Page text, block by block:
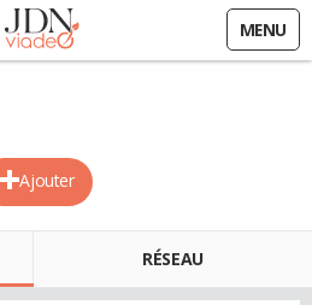
MENU
Ajouter
RÉSEAU